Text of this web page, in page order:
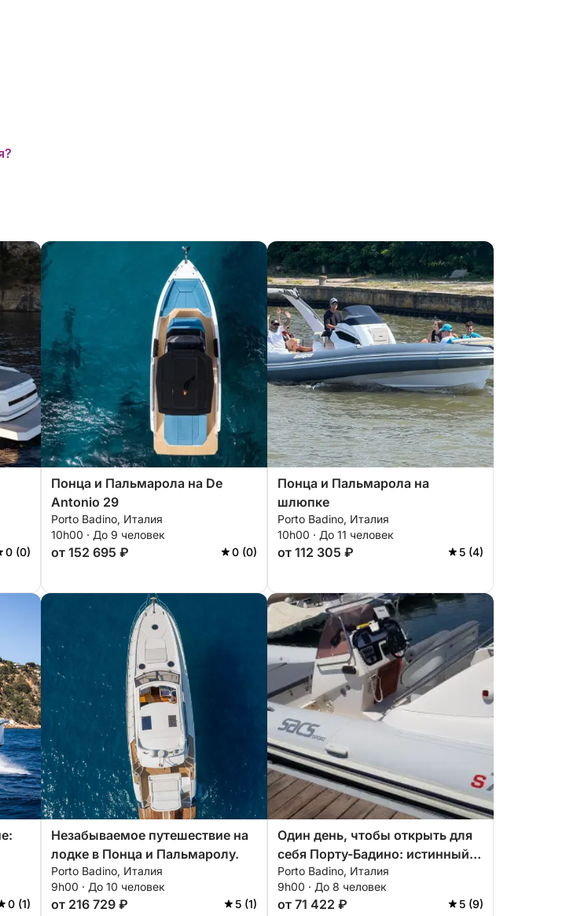
0 (0)
Понца и Пальмарола на De
Antonio 29
Porto Badino, Италия
10h00 · До 9 человек
от 152 695 ₽ 0 (0)
Понца и Пальмарола на
шлюпке
Porto Badino, Италия
10h00 · До 11 человек
от 112 305 ₽ 5 (4)
0 (1)
Незабываемое путешествие на
лодке в Понца и Пальмаролу.
Porto Badino, Италия
9h00 · До 10 человек
от 216 729 ₽ 5 (1)
Один день, чтобы открыть для
себя Порту-Бадино: истинный
отдых на синем итальянском
берегу.
Porto Badino, Италия
9h00 · До 8 человек
от 71 422 ₽ 5 (9)